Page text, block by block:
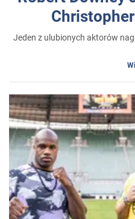
Jeden z ulubionych aktorów